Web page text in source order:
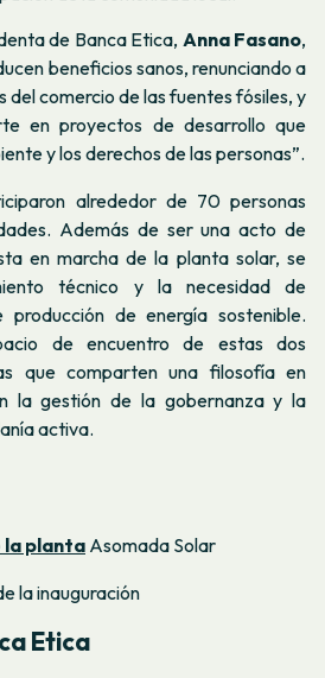
de Banca Etica, Anna Fasano,
beneficios sanos, renunciando a
del comercio de las fuentes fósiles, y
en proyectos de desarrollo que
y los derechos de las personas”.
alrededor de 70 personas
Además de ser una acto de
en marcha de la planta solar, se
técnico y la necesidad de
producción de energía sostenible.
de encuentro de estas dos
que comparten una filosofía en
la gestión de la gobernanza y la
activa.
la planta Asomada Solar
la inauguración
Etica